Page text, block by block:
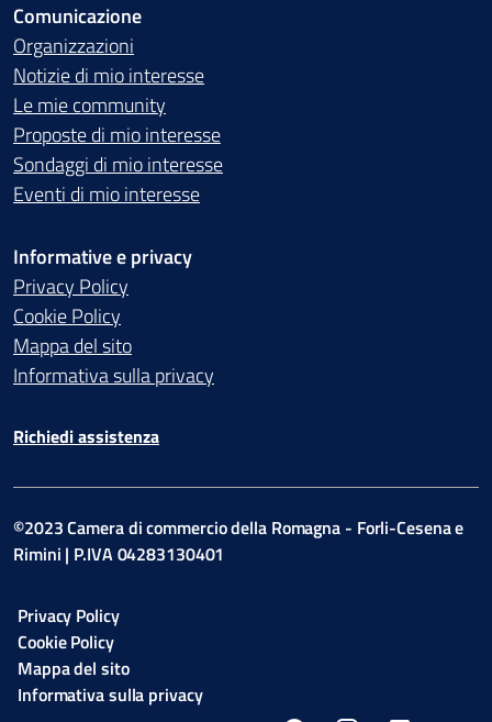
Comunicazione
Organizzazioni
Notizie di mio interesse
Le mie community
Proposte di mio interesse
Sondaggi di mio interesse
Eventi di mio interesse
Informative e privacy
Privacy Policy
Cookie Policy
Mappa del sito
Informativa sulla privacy
Richiedi assistenza
©2023 Camera di commercio della Romagna - Forli-Cesena e
Rimini | P.IVA 04283130401
Privacy Policy
Cookie Policy
Mappa del sito
Informativa sulla privacy